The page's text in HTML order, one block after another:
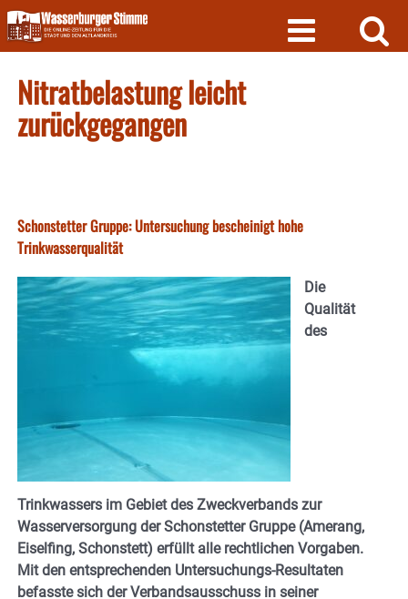
Skip
to
content
Nitratbelastung leicht
zurückgegangen
Schonstetter Gruppe: Untersuchung bescheinigt hohe
Trinkwasserqualität
Die
Qualität
des
Trinkwassers im Gebiet des Zweckverbands zur
Wasserversorgung der Schonstetter Gruppe (Amerang,
Eiselfing, Schonstett) erfüllt alle rechtlichen Vorgaben.
Mit den entsprechenden Untersuchungs-Resultaten
befasste sich der Verbandsausschuss in seiner